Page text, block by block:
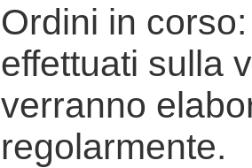
Ordini in
effettuati sulla
verranno
regolarmente.